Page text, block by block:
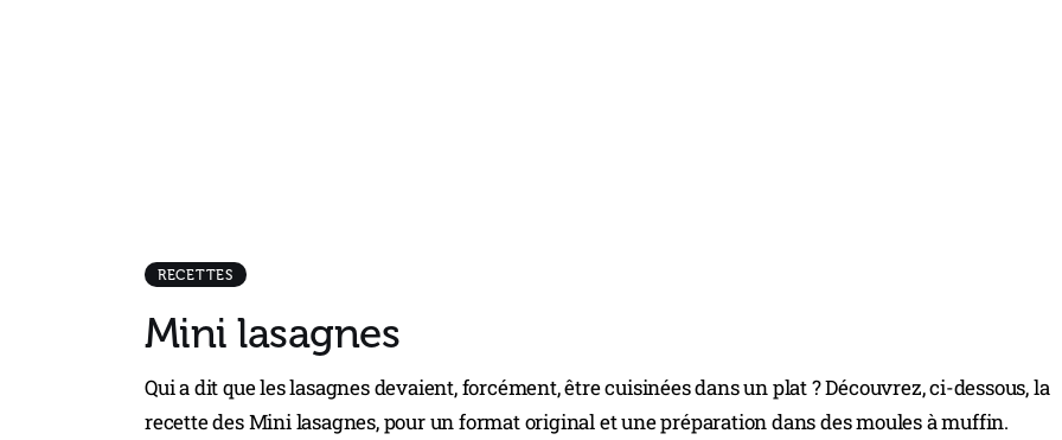
RECETTES
Mini lasagnes
Qui a dit que les lasagnes devaient, forcément, être cuisinées dans un plat ? Découvrez, ci-dessous, la
recette des Mini lasagnes, pour un format original et une préparation dans des moules à muffin.